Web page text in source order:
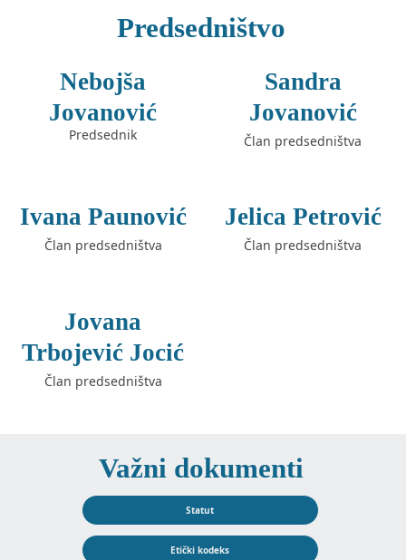
Predsedništvo
Nebojša
Jovanović
Predsednik
Sandra
Jovanović
Član predsedništva
Ivana Paunović
Član predsedništva
Jelica Petrović
Član predsedništva
Jovana
Trbojević Jocić
Član predsedništva
Važni dokumenti
Statut
Etički kodeks